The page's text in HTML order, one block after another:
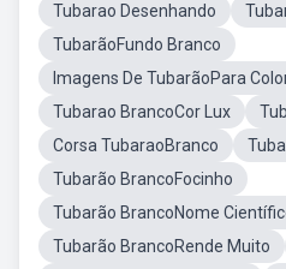
Tubarao Desenhando
TubarãoFundo Branco
Imagens De TubarãoPara
Tubarao BrancoCor Lux
Corsa TubaraoBranco
Tubarão BrancoFocinho
Tubarão BrancoNome
Tubarão BrancoRende Muito